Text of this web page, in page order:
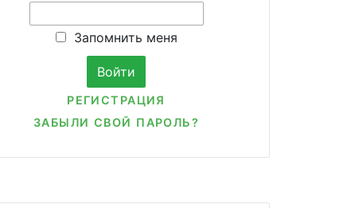
Запомнить меня
РЕГИСТРАЦИЯ
ЗАБЫЛИ СВОЙ ПАРОЛЬ?